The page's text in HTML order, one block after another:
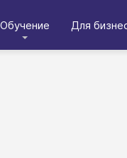
Обучение Для